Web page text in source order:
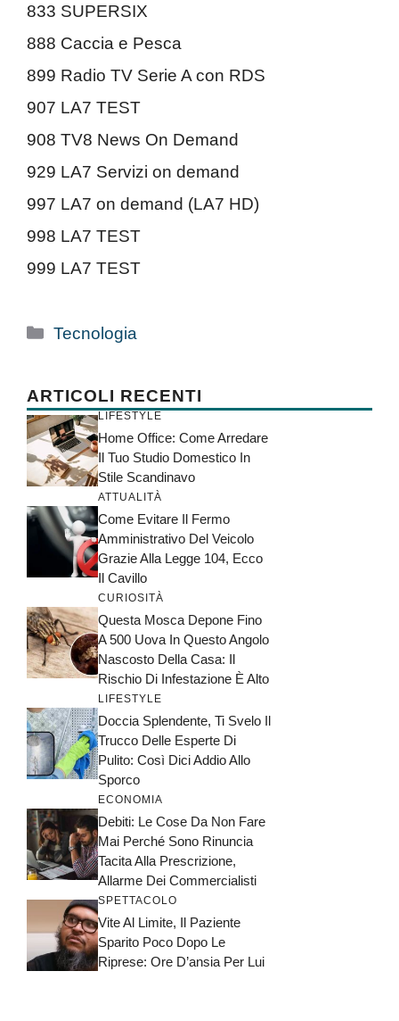
833 SUPERSIX
888 Caccia e Pesca
899 Radio TV Serie A con RDS
907 LA7 TEST
908 TV8 News On Demand
929 LA7 Servizi on demand
997 LA7 on demand (LA7 HD)
998 LA7 TEST
999 LA7 TEST
Categorie
Tecnologia
ARTICOLI RECENTI
LIFESTYLE
Home Office: Come Arredare
Il Tuo Studio Domestico In
Stile Scandinavo
ATTUALITÀ
Come Evitare Il Fermo
Amministrativo Del Veicolo
Grazie Alla Legge 104, Ecco
Il Cavillo
CURIOSITÀ
Questa Mosca Depone Fino
A 500 Uova In Questo Angolo
Nascosto Della Casa: Il
Rischio Di Infestazione È Alto
LIFESTYLE
Doccia Splendente, Ti Svelo Il
Trucco Delle Esperte Di
Pulito: Così Dici Addio Allo
Sporco
ECONOMIA
Debiti: Le Cose Da Non Fare
Mai Perché Sono Rinuncia
Tacita Alla Prescrizione,
Allarme Dei Commercialisti
SPETTACOLO
Vite Al Limite, Il Paziente
Sparito Poco Dopo Le
Riprese: Ore D’ansia Per Lui